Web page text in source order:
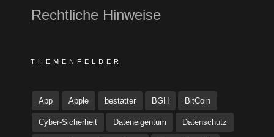
Rechtliche Hinweise
THEMENFELDER
App Apple bestatter BGH BitCoin
Cyber-Sicherheit Dateneigentum Datenschutz